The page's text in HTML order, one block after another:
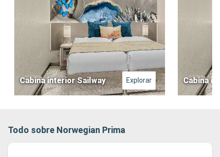
Cabina interior Sailway Explorar Cabina
Todo sobre Norwegian Prima